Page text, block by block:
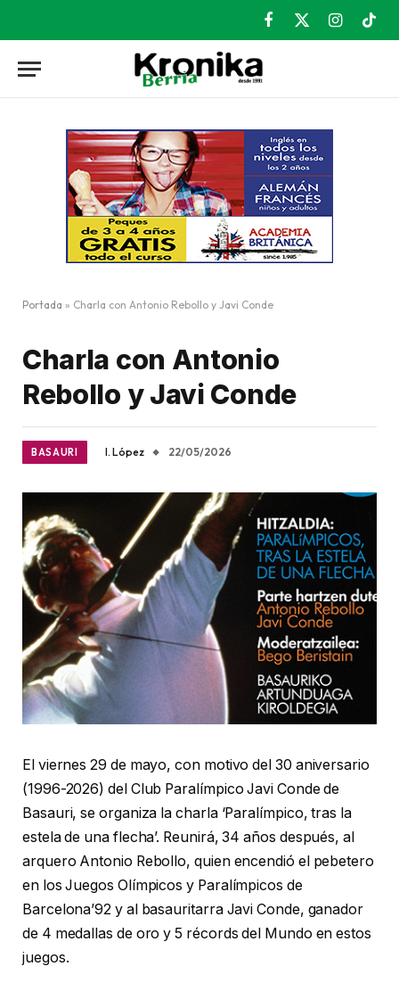
Facebook
X
Instagram
Portada » Charla con Antonio Rebollo y Javi Conde
Charla con Antonio
Rebollo y Javi Conde
BASAURI I. López 22/05/2026
El viernes 29 de mayo, con motivo del 30 aniversario
(1996-2026) del Club Paralímpico Javi Conde de
Basauri, se organiza la charla ‘Paralímpico, tras la
estela de una flecha’. Reunirá, 34 años después, al
arquero Antonio Rebollo, quien encendió el pebetero
en los Juegos Olímpicos y Paralímpicos de
Barcelona’92 y al basauritarra Javi Conde, ganador
de 4 medallas de oro y 5 récords del Mundo en estos
juegos.